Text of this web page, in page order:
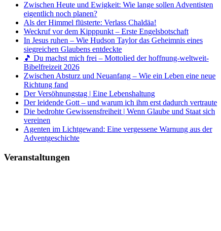
Zwischen Heute und Ewigkeit: Wie lange sollen Adventisten
eigentlich noch planen?
Als der Himmel flüsterte: Verlass Chaldäa!
Weckruf vor dem Kipppunkt – Erste Engelsbotschaft
In Jesus ruhen – Wie Hudson Taylor das Geheimnis eines
siegreichen Glaubens entdeckte
🎵 Du machst mich frei – Mottolied der hoffnung-weltweit-
Bibelfreizeit 2026
Zwischen Absturz und Neuanfang – Wie ein Leben eine neue
Richtung fand
Der Versöhnungstag | Eine Lebenshaltung
Der leidende Gott – und warum ich ihm erst dadurch vertraute
Die bedrohte Gewissensfreiheit | Wenn Glaube und Staat sich
vereinen
Agenten im Lichtgewand: Eine vergessene Warnung aus der
Adventgeschichte
Veranstaltungen